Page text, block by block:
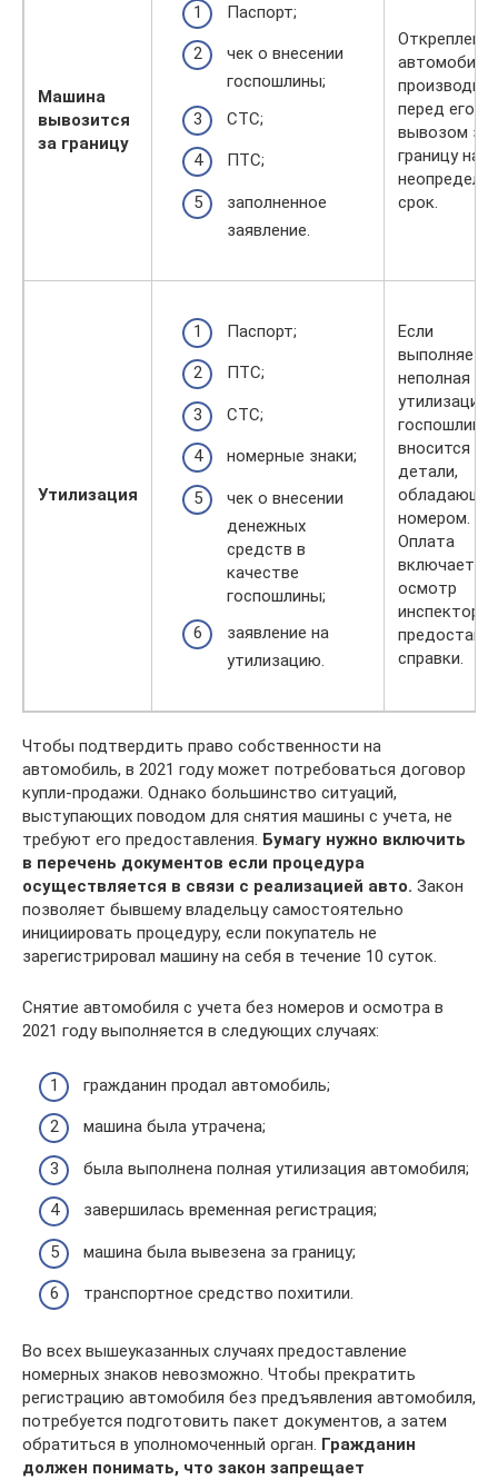
Машина
вывозится
за границу
Паспорт;
чек о внесении
госпошлины;
СТС;
ПТС;
заполненное
заявление.
Открепление
автомобиля
перед его
вывозом за
границу на
срок.
Утилизация
Паспорт;
ПТС;
СТС;
номерные знаки;
чек о внесении
денежных
средств в
качестве
госпошлины;
заявление на
утилизацию.
Если
неполная
утилизация,
госпошлина
вносится за
детали,
номером.
Оплата
включает в
осмотр
справки.
Чтобы подтвердить право собственности на
автомобиль, в 2021 году может потребоваться договор
купли-продажи. Однако большинство ситуаций,
выступающих поводом для снятия машины с учета, не
требуют его предоставления. Бумагу нужно включить
в перечень документов если процедура
осуществляется в связи с реализацией авто. Закон
позволяет бывшему владельцу самостоятельно
инициировать процедуру, если покупатель не
зарегистрировал машину на себя в течение 10 суток.
Снятие автомобиля с учета без номеров и осмотра в
2021 году выполняется в следующих случаях:
гражданин продал автомобиль;
машина была утрачена;
была выполнена полная утилизация автомобиля;
завершилась временная регистрация;
машина была вывезена за границу;
транспортное средство похитили.
Во всех вышеуказанных случаях предоставление
номерных знаков невозможно. Чтобы прекратить
регистрацию автомобиля без предъявления автомобиля,
потребуется подготовить пакет документов, а затем
обратиться в уполномоченный орган. Гражданин
должен понимать, что закон запрещает